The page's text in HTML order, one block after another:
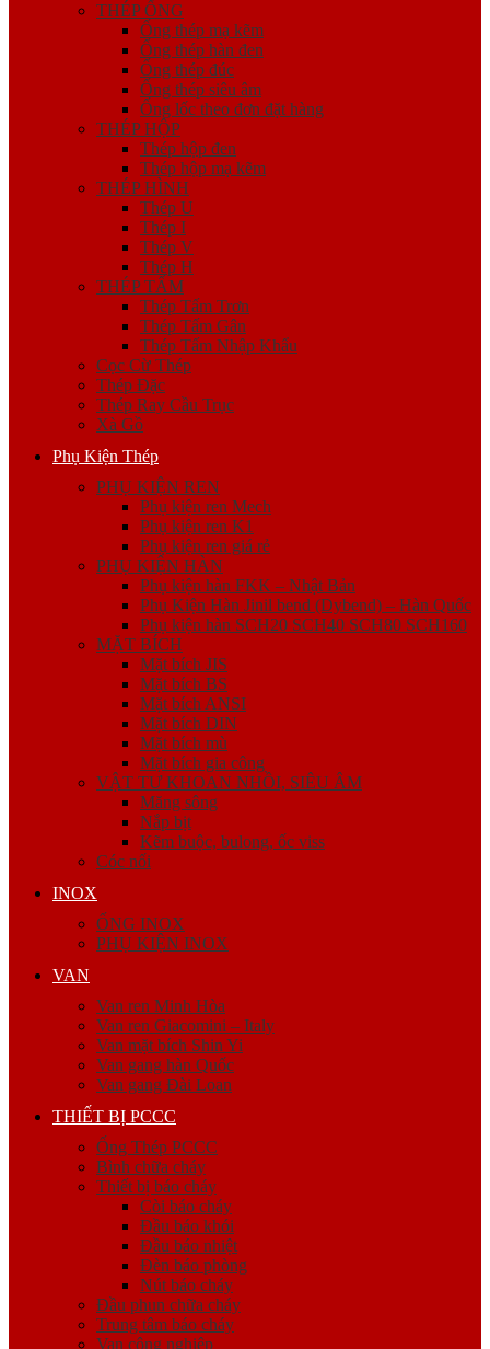
THÉP ỐNG
Ống thép mạ kẽm
Ống thép hàn đen
Ống thép đúc
Ống thép siêu âm
Ống lốc theo đơn đặt hàng
THÉP HỘP
Thép hộp đen
Thép hộp mạ kẽm
THÉP HÌNH
Thép U
Thép I
Thép V
Thép H
THÉP TẤM
Thép Tấm Trơn
Thép Tấm Gân
Thép Tấm Nhập Khẩu
Cọc Cừ Thép
Thép Đặc
Thép Ray Cầu Trục
Xà Gồ
Phụ Kiện Thép
PHỤ KIỆN REN
Phụ kiện ren Mech
Phụ kiện ren K1
Phụ kiện ren giá rẻ
PHỤ KIỆN HÀN
Phụ kiện hàn FKK – Nhật Bản
Phụ Kiện Hàn Jinil bend (Dybend) – Hàn Quốc
Phụ kiện hàn SCH20 SCH40 SCH80 SCH160
MẶT BÍCH
Mặt bích JIS
Mặt bích BS
Mặt bích ANSI
Mặt bích DIN
Mặt bích mù
Mặt bích gia công
VẬT TƯ KHOAN NHỒI, SIÊU ÂM
Măng sông
Nắp bịt
Kẽm buộc, bulong, ốc viss
Cóc nối
INOX
ỐNG INOX
PHỤ KIỆN INOX
VAN
Van ren Minh Hòa
Van ren Giacomini – Italy
Van mặt bích Shin Yi
Van gang hàn Quốc
Van gang Đài Loan
THIẾT BỊ PCCC
Ống Thép PCCC
Bình chữa cháy
Thiết bị báo cháy
Còi báo cháy
Đầu báo khói
Đầu báo nhiệt
Đèn báo phòng
Nút báo cháy
Đầu phun chữa cháy
Trung tâm báo cháy
Van công nghiệp